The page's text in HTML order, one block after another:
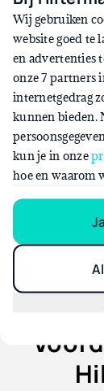
kosten
Wij gebruiken
website goed te
en advertenties
onze 7 partners
internetgedrag
kunnen bieden.
kun je in onze
hoe en waarom